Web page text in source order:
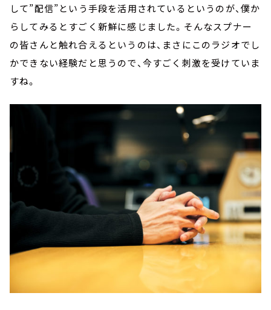
して”配信”という手段を活用されているというのが、僕か
らしてみるとすごく新鮮に感じました。そんなスプナー
の皆さんと触れ合えるというのは、まさにこのラジオでし
かできない経験だと思うので、今すごく刺激を受けていま
すね。